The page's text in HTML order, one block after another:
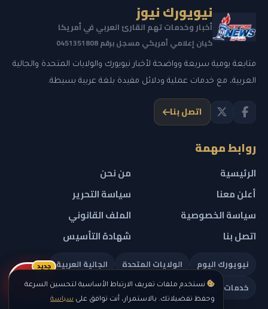
نستخدم ملفات تعريف الارتباط الأساسية لتحسين السرعة
وحفظ تفضيلاتك. بالاستمرار، أنت توافق على سياسة
نيويورك نيوز
أخبار وخدمات تهم القارئ العربي في أمريكا
كيان إعلامي أمريكي مسجل برقم 0451351808
متابعة يومية سريعة وواضحة لأخبار نيويورك والولايات المتحدة والجالية
العربية، مع خدمات عملية ودلائل مفيدة بلغة عربية بسيطة.
اتصل بنا
روابط مهمة
الرئيسية
من نحن
أعلن معنا
سياسة التحرير
سياسة الخصوصية
الملف القانوني
اتصل بنا
شهادة التأسيس
نيويورك اليوم الولايات المتحدة
الجالية العربية
خدمات تهمك
ريلز
جديد